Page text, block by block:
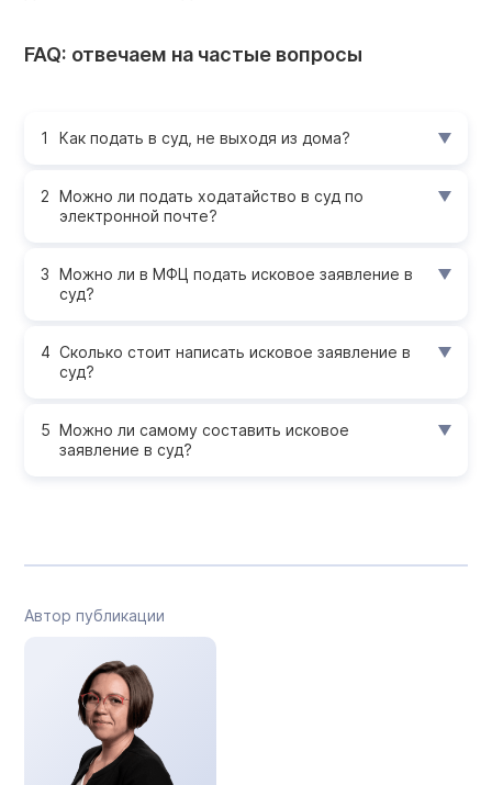
FAQ: отвечаем на частые вопросы
Как подать в суд, не выходя из дома?
Можно ли подать ходатайство в суд по
электронной почте?
Можно ли в МФЦ подать исковое заявление в
суд?
Сколько стоит написать исковое заявление в
суд?
Можно ли самому составить исковое
заявление в суд?
Автор публикации